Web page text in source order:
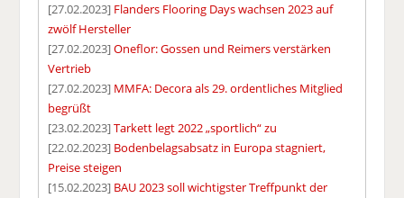
[27.02.2023] Flanders Flooring Days wachsen 2023 auf
zwölf Hersteller
[27.02.2023]Oneflor: Gossen und Reimers verstärken
Vertrieb
[27.02.2023] MMFA: Decora als 29. ordentliches Mitglied
begrüßt
[23.02.2023]Tarkett legt 2022 „sportlich“ zu
[22.02.2023] Bodenbelagsabsatz in Europa stagniert,
Preise steigen
[15.02.2023] BAU 2023 soll wichtigster Treffpunkt der